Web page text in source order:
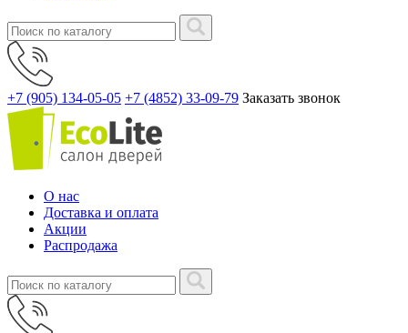
+7 (905) 134-05-05 +7 (4852) 33-09-79 Заказать звонок
О нас
Доставка и оплата
Акции
Распродажа